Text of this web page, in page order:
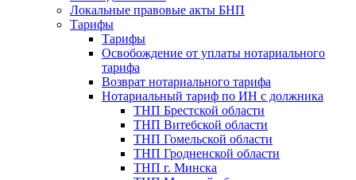
Локальные правовые акты БНП
Тарифы
Тарифы
Освобождение от уплаты нотариального
тарифа
Возврат нотариального тарифа
Нотариальный тариф по ИН с должника
ТНП Брестской области
ТНП Витебской области
ТНП Гомельской области
ТНП Гродненской области
ТНП г. Минска